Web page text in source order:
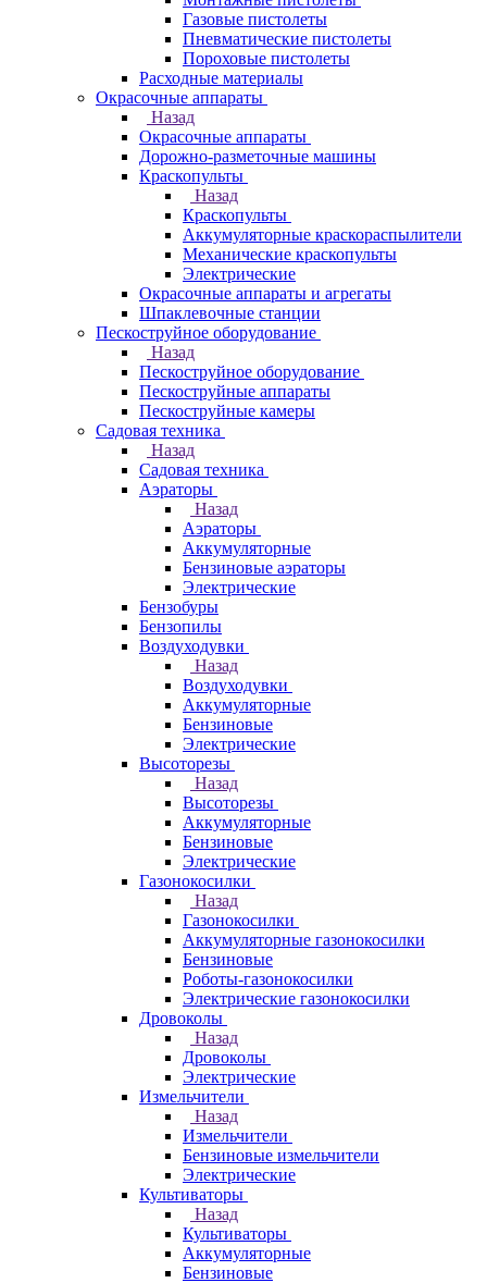
Газовые пистолеты
Пневматические пистолеты
Пороховые пистолеты
Расходные материалы
Окрасочные аппараты
Назад
Окрасочные аппараты
Дорожно-разметочные машины
Краскопульты
Назад
Краскопульты
Аккумуляторные краскораспылители
Механические краскопульты
Электрические
Окрасочные аппараты и агрегаты
Шпаклевочные станции
Пескоструйное оборудование
Назад
Пескоструйное оборудование
Пескоструйные аппараты
Пескоструйные камеры
Садовая техника
Назад
Садовая техника
Аэраторы
Назад
Аэраторы
Аккумуляторные
Бензиновые аэраторы
Электрические
Бензобуры
Бензопилы
Воздуходувки
Назад
Воздуходувки
Аккумуляторные
Бензиновые
Электрические
Высоторезы
Назад
Высоторезы
Аккумуляторные
Бензиновые
Электрические
Газонокосилки
Назад
Газонокосилки
Аккумуляторные газонокосилки
Бензиновые
Роботы-газонокосилки
Электрические газонокосилки
Дровоколы
Назад
Дровоколы
Электрические
Измельчители
Назад
Измельчители
Бензиновые измельчители
Электрические
Культиваторы
Назад
Культиваторы
Аккумуляторные
Бензиновые